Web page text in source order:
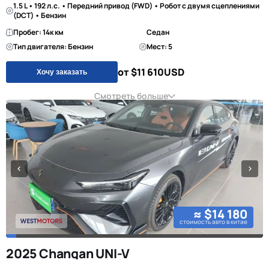
1.5 L • 192 л.с. • Передний привод (FWD) • Робот с двумя сцеплениями
(DCT) • Бензин
Пробег: 14к км
Седан
Тип двигателя: Бензин
Мест: 5
Хочу заказать от $11 610USD
Смотреть больше
≈ $14 180
стоимость авто в китае
2025 Changan UNI-V